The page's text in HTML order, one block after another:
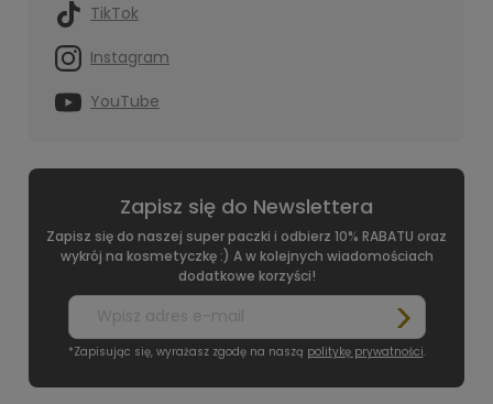
TikTok
Instagram
YouTube
Zapisz się do Newslettera
Zapisz się do naszej super paczki i odbierz 10% RABATU oraz
wykrój na kosmetyczkę :) A w kolejnych wiadomościach
dodatkowe korzyści!
*Zapisując się, wyrażasz zgodę na naszą politykę prywatności.